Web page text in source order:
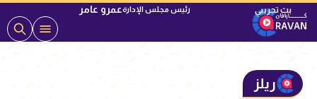
رئيس مجلس الإدارةعمرو عامر
ريلز